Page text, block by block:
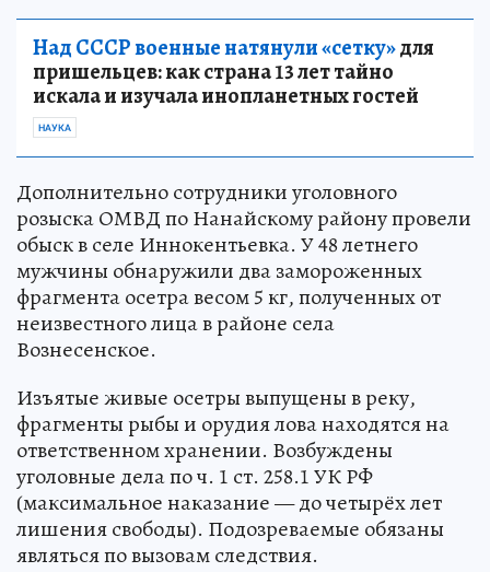
Над СССР военные натянули «сетку»для
пришельцев: как страна 13 лет тайно
искала и изучала инопланетных гостей
НАУКА
Дополнительно сотрудники уголовного
розыска ОМВД по Нанайскому району провели
обыск в селе Иннокентьевка. У 48 летнего
мужчины обнаружили два замороженных
фрагмента осетра весом 5 кг, полученных от
неизвестного лица в районе села
Вознесенское.
Изъятые живые осетры выпущены в реку,
фрагменты рыбы и орудия лова находятся на
ответственном хранении. Возбуждены
уголовные дела по ч. 1 ст. 258.1 УК РФ
(максимальное наказание — до четырёх лет
лишения свободы). Подозреваемые обязаны
являться по вызовам следствия.